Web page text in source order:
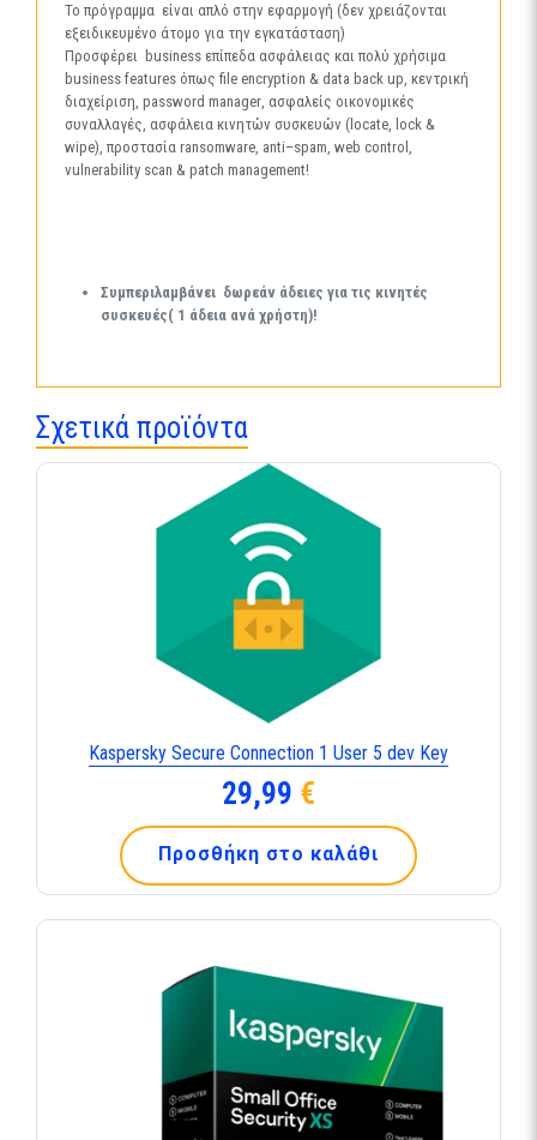
Το πρόγραμμα είναι απλό στην εφαρμογή (δεν χρειάζονται
εξειδικευμένο άτομο για την εγκατάσταση)
Προσφέρει business επίπεδα ασφάλειας και πολύ χρήσιμα
business featuresόπωςfile encryption &data back up, κεντρική
διαχείριση,password manager, ασφαλείς οικονομικές
συναλλαγές, ασφάλεια κινητών συσκευών ( locate, lock &
wipe), προστασίαransomware, anti–spam,web control,
vulnerability scan &patch management!
Συμπεριλαμβάνει δωρεάν άδειες για τις κινητές
συσκευές( 1 άδεια ανά χρήστη)!
Σχετικά προϊόντα
Kaspersky Secure Connection 1 User 5 dev Key
29,99 €
Προσθήκη στο καλάθι